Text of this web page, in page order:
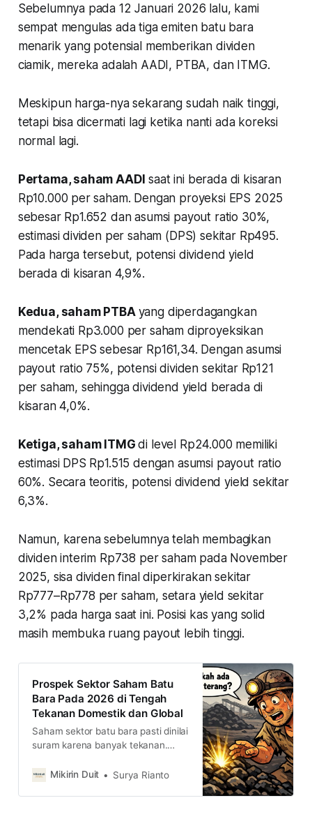
Sebelumnya pada 12 Januari 2026 lalu, kami
sempat mengulas ada tiga emiten batu bara
menarik yang potensial memberikan dividen
ciamik, mereka adalah AADI, PTBA, dan ITMG.
Meskipun harga-nya sekarang sudah naik tinggi,
tetapi bisa dicermati lagi ketika nanti ada koreksi
normal lagi.
Pertama, saham AADI saat ini berada di kisaran
Rp10.000 per saham. Dengan proyeksi EPS 2025
sebesar Rp1.652 dan asumsi payout ratio 30%,
estimasi dividen per saham (DPS) sekitar Rp495.
Pada harga tersebut, potensi dividend yield
berada di kisaran 4,9%.
Kedua, saham PTBA yang diperdagangkan
mendekati Rp3.000 per saham diproyeksikan
mencetak EPS sebesar Rp161,34. Dengan asumsi
payout ratio 75%, potensi dividen sekitar Rp121
per saham, sehingga dividend yield berada di
kisaran 4,0%.
Ketiga, saham ITMGdi level Rp24.000 memiliki
estimasi DPS Rp1.515 dengan asumsi payout ratio
60%. Secara teoritis, potensi dividend yield sekitar
6,3%.
Namun, karena sebelumnya telah membagikan
dividen interim Rp738 per saham pada November
2025, sisa dividen final diperkirakan sekitar
Rp777–Rp778 per saham, setara yield sekitar
3,2% pada harga saat ini. Posisi kas yang solid
masih membuka ruang payout lebih tinggi.
Prospek Sektor Saham Batu
Bara Pada 2026 di Tengah
Tekanan Domestik dan Global
Saham sektor batu bara pasti dinilai
suram karena banyak tekanan.
mulai terdiskon. Kami justru menilai
Bagaimana prospeknya?
Mikirin Duit Surya Rianto